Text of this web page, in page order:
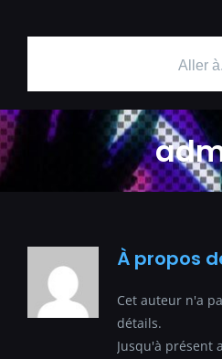
Aller
À propos
Cet auteur n'a
détails.
Jusqu'à présent